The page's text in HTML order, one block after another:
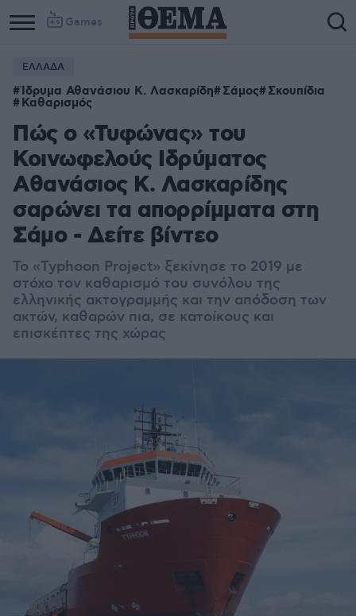
Games
ΕΛΛΑΔΑ
Ίδρυμα Αθανάσιου Κ. Λασκαρίδη Σάμος Σκουπίδια
Καθαρισμός
Πώς ο «Τυφώνας» του
Κοινωφελούς Ιδρύματος
Αθανάσιος Κ. Λασκαρίδης
σαρώνει τα απορρίμματα στη
Σάμο - Δείτε βίντεο
Το «Typhoon Project» ξεκίνησε το 2019 με
στόχο τον καθαρισμό του συνόλου της
ελληνικής ακτογραμμής και την απόδοση των
ακτών, καθαρών πια, σε κατοίκους και
επισκέπτες της χώρας